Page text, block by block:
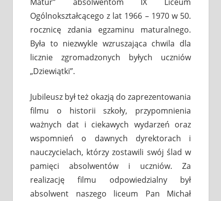
Ogólnokształcącego z lat 1966 – 1970 w 50.
rocznicę zdania egzaminu maturalnego.
Była to niezwykle wzruszająca chwila dla
licznie zgromadzonych byłych uczniów
„Dziewiątki”.
Jubileusz był też okazją do zaprezentowania
filmu o historii szkoły, przypomnienia
ważnych dat i ciekawych wydarzeń oraz
wspomnień o dawnych dyrektorach i
nauczycielach, którzy zostawili swój ślad w
pamięci absolwentów i uczniów. Za
realizację filmu odpowiedzialny był
absolwent naszego liceum Pan Michał